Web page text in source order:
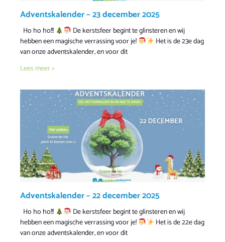
Adventskalender – 23 december 2025
Ho ho ho!!!
De kerstsfeer begint te glinsteren en wij
hebben een magische verrassing voor je!
Het is de 23e dag
van onze adventskalender, en voor dit
Lees meer »
Adventskalender – 22 december 2025
Ho ho ho!!!
De kerstsfeer begint te glinsteren en wij
hebben een magische verrassing voor je!
Het is de 22e dag
van onze adventskalender, en voor dit